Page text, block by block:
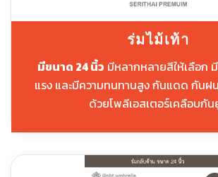
ร่มไม้เท้า
มีขนาด 24 นิ้ว มีหลากหลายสีให้เลือก
แรง และมีความทนทานสูง กันแดด กันฝ
ด้วยโพลีเอสเตอร์เคลือบกัน